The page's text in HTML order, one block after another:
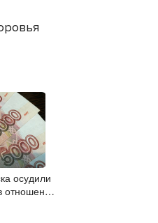
осудили
отношении